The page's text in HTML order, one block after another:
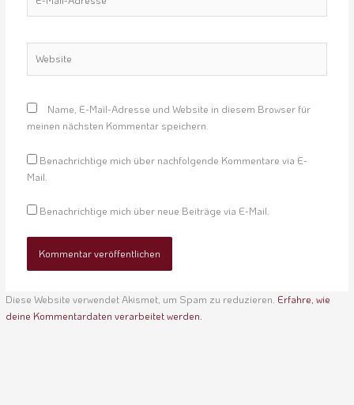
Mail-
Name, E-Mail-Adresse und Website in diesem Browser für
meinen nächsten Kommentar speichern.
Benachrichtige mich über nachfolgende Kommentare via E-
Mail.
Benachrichtige mich über neue Beiträge via E-Mail.
Diese Website verwendet Akismet, um Spam zu reduzieren. Erfahre, wie
deine Kommentardaten verarbeitet werden.